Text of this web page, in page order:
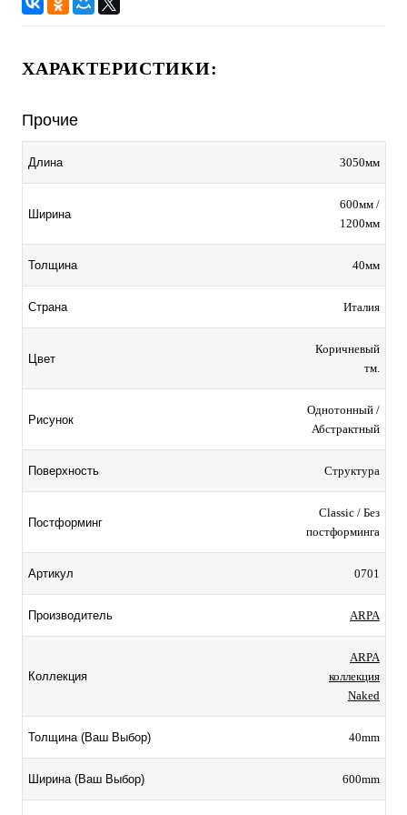
ХАРАКТЕРИСТИКИ:
Прочие
Длина 3050мм
Ширина
600мм /
1200мм
Толщина 40мм
Страна Италия
Цвет
Коричневый
тм.
Рисунок
Однотонный /
Абстрактный
Поверхность Структура
Постформинг
Classic / Без
постформинга
Артикул 0701
Производитель ARPA
Коллекция
ARPA
коллекция
Naked
Толщина (Ваш Выбор) 40mm
Ширина (Ваш Выбор) 600mm